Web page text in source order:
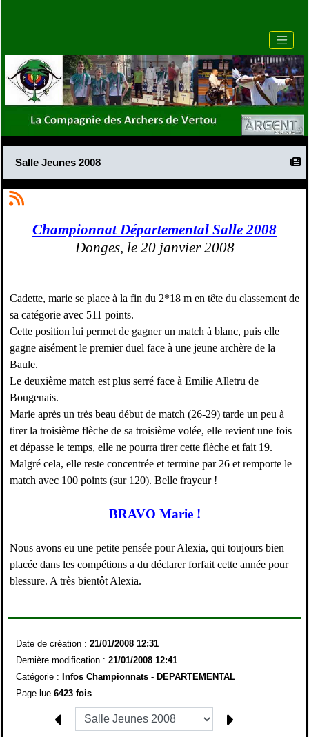
Salle Jeunes 2008
Championnat Départemental Salle 2008
Donges, le 20 janvier 2008
Cadette, marie se place à la fin du 2*18 m en tête du classement de
sa catégorie avec 511 points.
Cette position lui permet de gagner un match à blanc, puis elle
gagne aisément le premier duel face à une jeune archère de la
Baule.
Le deuxième match est plus serré face à Emilie Alletru de
Bougenais.
Marie après un très beau début de match (26-29) tarde un peu à
tirer la troisième flèche de sa troisième volée, elle revient une fois
et dépasse le temps, elle ne pourra tirer cette flèche et fait 19.
Malgré cela, elle reste concentrée et termine par 26 et remporte le
match avec 100 points (sur 120). Belle frayeur !
BRAVO Marie !
Nous avons eu une petite pensée pour Alexia, qui toujours bien
placée dans les compétions a du déclarer forfait cette année pour
blessure. A très bientôt Alexia.
Date de création : 21/01/2008 12:31
Dernière modification : 21/01/2008 12:41
Catégorie : Infos Championnats - DEPARTEMENTAL
Page lue 6423 fois